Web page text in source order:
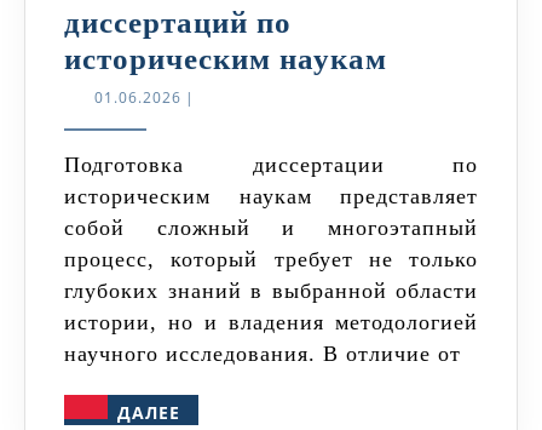
диссертаций по
историческим наукам
научный
труд:
написания
по
01.06.2026 01.06.2026
|
Подготовка диссертации по
историческим наукам представляет
собой сложный и многоэтапный
процесс, который требует не только
глубоких знаний в выбранной области
истории, но и владения методологией
научного исследования. В отличие от
ДАЛЕЕ